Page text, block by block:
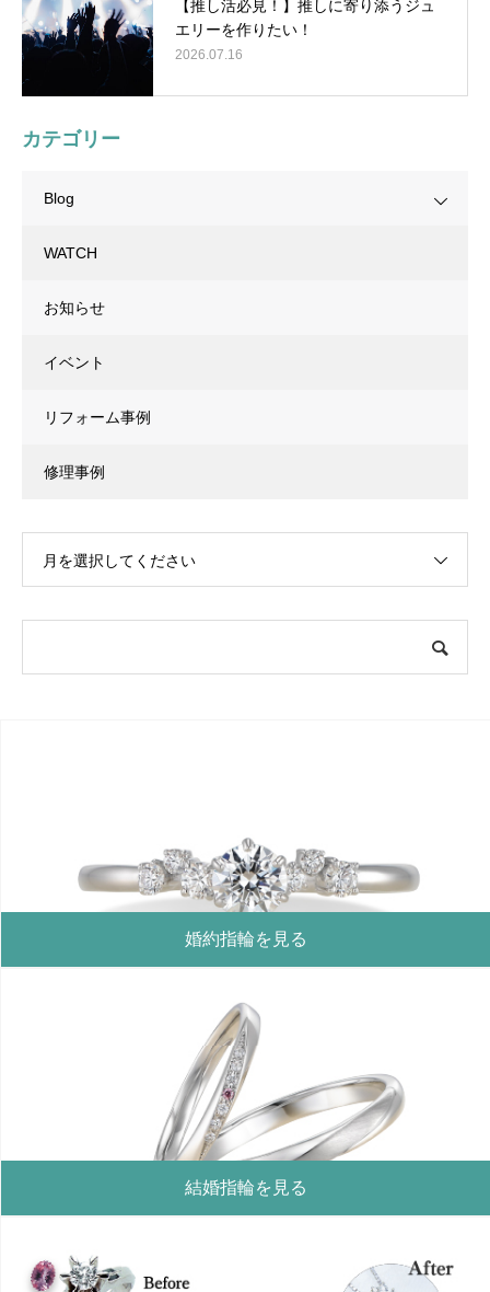
【推し活必見！】推しに寄り添うジュ
エリーを作りたい！
2026.07.16
カテゴリー
Blog
WATCH
お知らせ
イベント
リフォーム事例
修理事例
月を選択してください
婚約指輪を見る
結婚指輪を見る